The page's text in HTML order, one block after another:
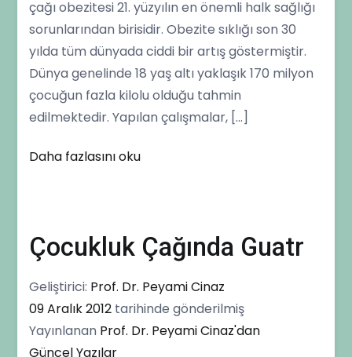
çağı obezitesi 21. yüzyılın en önemli halk sağlığı
sorunlarından birisidir. Obezite sıklığı son 30
yılda tüm dünyada ciddi bir artış göstermiştir.
Dünya genelinde 18 yaş altı yaklaşık 170 milyon
çocuğun fazla kilolu olduğu tahmin
edilmektedir. Yapılan çalışmalar, […]
Daha fazlasını oku
Çocukluk Çağında Guatr
Geliştirici: Prof. Dr. Peyami Cinaz
09 Aralık 2012 tarihinde gönderilmiş
Yayınlanan Prof. Dr. Peyami Cinaz'dan
Güncel Yazılar